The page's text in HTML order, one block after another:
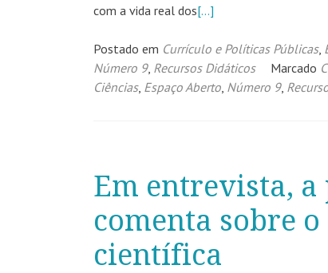
com a vida real dos[…]
Postado em Currículo e Políticas Públicas,
Número 9, Recursos Didáticos Marcado
Ciências, Espaço Aberto, Número 9,
Em entrevista,
comenta sobre
científica